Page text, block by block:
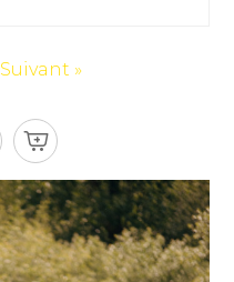
Suivant »